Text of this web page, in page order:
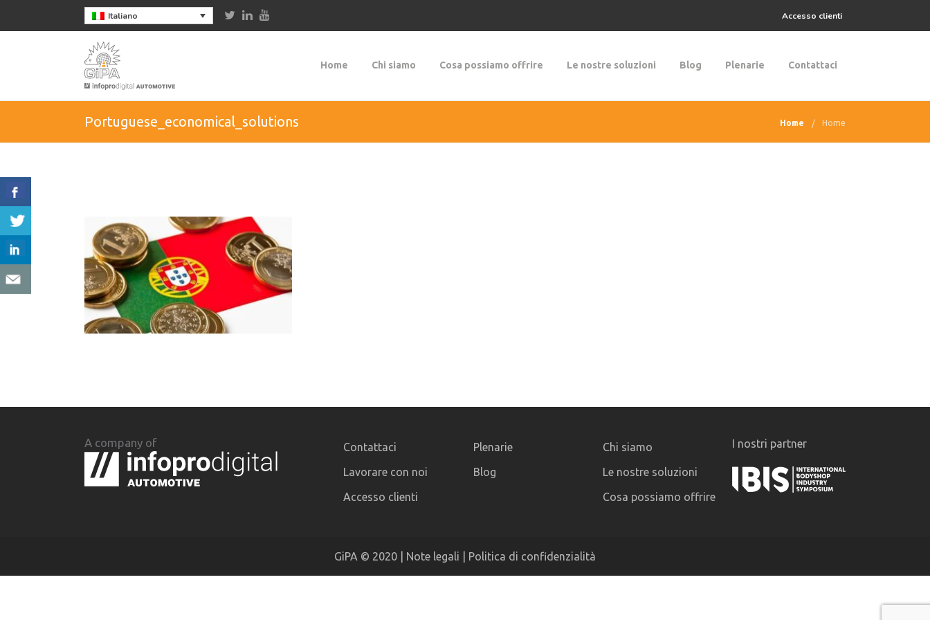
Italiano Accesso clienti
Home Chi siamo Cosa possiamo offrire Le nostre soluzioni Blog Plenarie Contattaci
Portuguese_economical_solutions Home Home
A company of
Contattaci
Lavorare con noi
Accesso clienti
Plenarie
Blog
Chi siamo
Le nostre soluzioni
Cosa possiamo offrire
I nostri partner
GiPA © 2020 | Note legali Politica di confidenzialità